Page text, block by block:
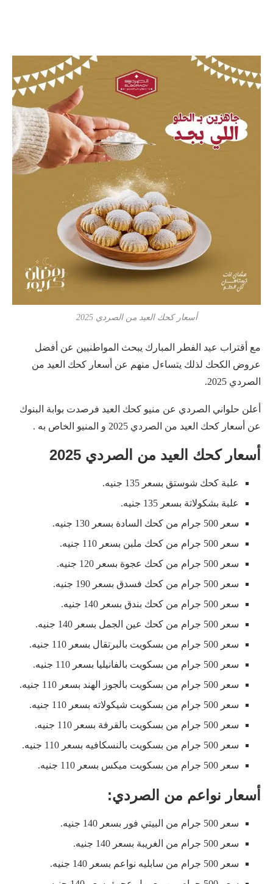
أسعار كحك العيد من الصردي 2025
مع أقتراب عيد الفطر المبارك يبحث المواطنيين عن أفضل
عروض الكحك لذلك يتساءل منهم عن أسعار كحك العيد من
الصردي 2025.
أعلن حلواني الصردي عن منيو كحك العيد فرصدت بوابة البنوك
عن أسعار كحك العيد من الصردي 2025 و المنيو الخاص به .
أسعار كحك العيد من الصردي 2025
علبة كحك شوستق بسعر 135 جنيه.
علبة بشكولاتة بسعر 135 جنيه.
سعر 500 جرام من كحك السادة بسعر 130 جنيه.
سعر 500 جرام من كحك ملبن بسعر 110 جنيه.
سعر 500 جرام من كحك عجوة بسعر 120 جنيه.
سعر 500 جرام من كحك فسدق بسعر 190 جنيه.
سعر 500 جرام من كحك بندق بسعر 140 جنيه.
سعر 500 جرام من كحك عين الجمل بسعر 140 جنيه.
سعر 500 جرام من بسكويت بالبرتقال بسعر 110 جنيه.
سعر 500 جرام من بسكويت بالفانيليا بسعر 110 جنيه.
سعر 500 جرام من بسكويت بالجوز الهند بسعر 110 جنيه.
سعر 500 جرام من بسكويت شيكولاته بسعر 110 جنيه.
سعر 500 جرام من بسكويت بالقرفة بسعر 110 جنيه.
سعر 500 جرام من بسكويت بالنسكافيه بسعر 110 جنيه.
سعر 500 جرام من بسكويت ميكس بسعر 110 جنيه.
أسعار نواعم من الصردي:
سعر 500 جرام من البيتي فور بسعر 140 جنيه.
سعر 500 جرام من الغريبة بسعر 140 جنيه.
سعر 500 جرام من سابليه نواعم بسعر 140 جنيه.